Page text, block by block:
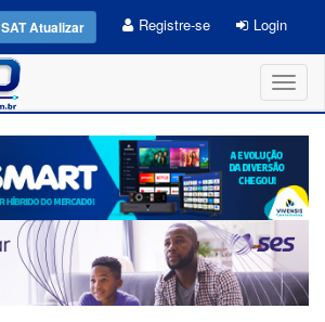
SAT Atualizar Registre-se Login